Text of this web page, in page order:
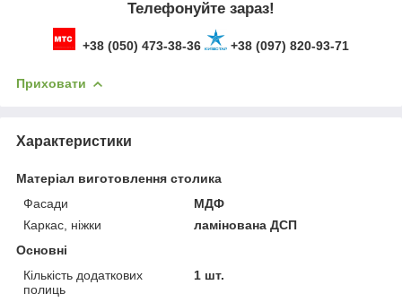
Телефонуйте зараз!
+38 (050) 473-38-36 +38 (097) 820-93-71
Приховати
Характеристики
Матеріал виготовлення столика
Фасади
МДФ
Каркас, ніжки
ламінована ДСП
Основні
Кількість додаткових
полиць
1 шт.